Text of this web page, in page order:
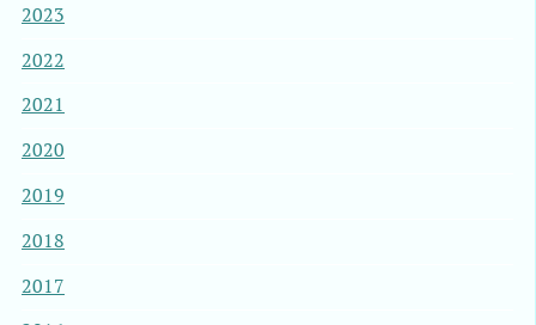
2023
2022
2021
2020
2019
2018
2017